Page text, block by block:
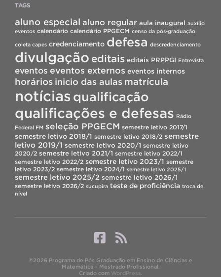
TAGS
aluno especial aluno regular aula inaugural auxílio
eventos calendário calendário PPGECM censo da pós-graduação
coleta capes credenciamento defesa descredenciamento
divulgação editais editais PRPPGI Entrevista
eventos eventos externos eventos internos
horários inicio das aulas matrícula
notícias qualificação
qualificações e defesas Rádio
Federal FM seleção PPGECM semestre letivo 2017/1
semestre letivo 2018/1 semestre letivo 2018/2 semestre
letivo 2019/1 semestre letivo 2020/1 semestre letivo
2020/2 semestre letivo 2021/1 semestre letivo 2022/1
semestre letivo 2022/2 semestre letivo 2023/1 semestre
letivo 2023/2 semestre letivo 2024/1 semestre letivo 2025/1
semestre letivo 2025/2 semestre letivo 2026/1
semestre letivo 2026/2 sucupira teste de proficiência troca de
nível
©2026 Programa de Pós Graduação em Ensino de Ciências e
Matemática – Mestrado Profissional.
Criado com WordPress.